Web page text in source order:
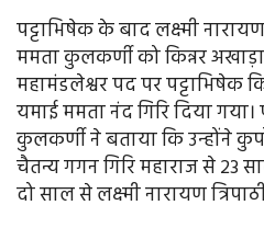
पट्टाभिषेक के बाद लक्ष्मी
ममता कुलकर्णी को किन्नर
महामंडलेश्वर पद पर पट्टाभिषेक
यमाई ममता नंद गिरि दिया
कुलकर्णी ने बताया कि उन्होंने
चैतन्य गगन गिरि महाराज से 23
दो साल से लक्ष्मी नारायण